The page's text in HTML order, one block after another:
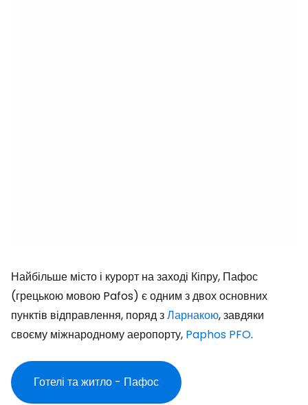
Найбільше місто і курорт на заході Кіпру, Пафос
(грецькою мовою Pafos) є одним з двох основних
пунктів відправлення, поряд зЛарнакою, завдяки
своєму міжнародному аеропорту, Paphos PFO.
Готелі та житло - Пафос